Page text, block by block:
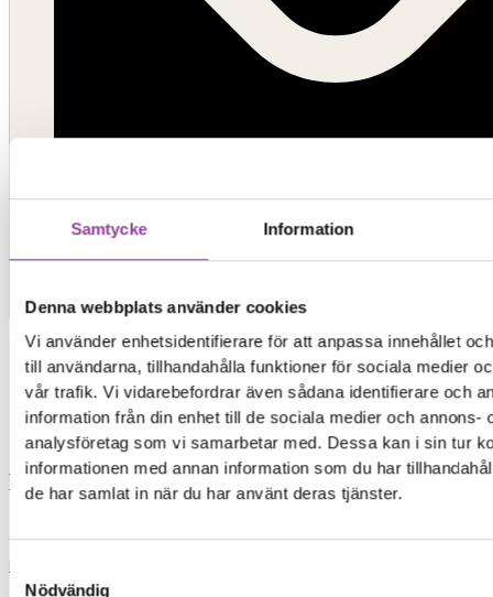
Samtycke Information
Denna webbplats använder cookies
Vi använder enhetsidentifierare för att anpassa innehållet
till användarna, tillhandahålla funktioner för sociala medier
vår trafik. Vi vidarebefordrar även sådana identifierare och
information från din enhet till de sociala medier och annons-
analysföretag som vi samarbetar med. Dessa kan i sin tur
informationen med annan information som du har
de har samlat in när du har använt deras tjänster.
Samtyckesval
Nödvändig
Kontakt
Elon Ljud & Bild
0,00kr0Varukorg
Start